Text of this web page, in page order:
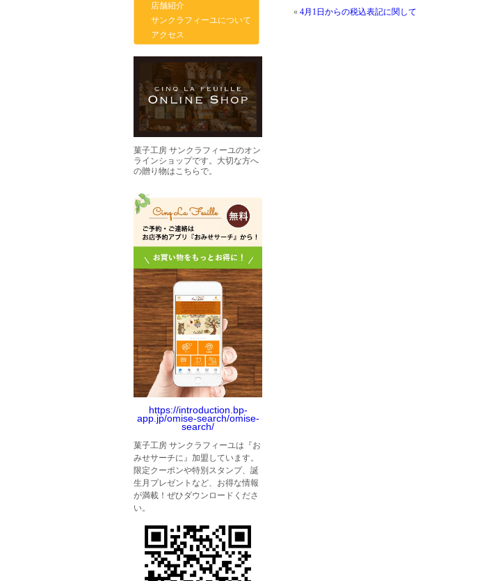
店舗紹介
サンクラフィーユについて
アクセス
菓子工房 サンクラフィーユのオン
ラインショップです。大切な方へ
の贈り物はこちらで。
https://introduction.bp-
app.jp/omise-search/omise-
search/
菓子工房 サンクラフィーユは『お
みせサーチに』加盟しています。
限定クーポンや特別スタンプ、誕
生月プレゼントなど、お得な情報
が満載！ぜひダウンロードくださ
い。
« 4月1日からの税込表記に関して